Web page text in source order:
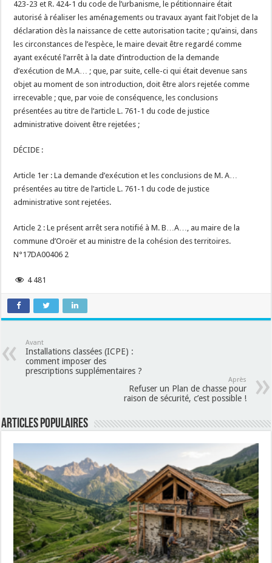
423-23 et R. 424-1 du code de l’urbanisme, le pétitionnaire était
autorisé à réaliser les aménagements ou travaux ayant fait l’objet de la
déclaration dès la naissance de cette autorisation tacite ; qu’ainsi, dans
les circonstances de l’espèce, le maire devait être regardé comme
ayant exécuté l’arrêt à la date d’introduction de la demande
d’exécution de M.A… ; que, par suite, celle-ci qui était devenue sans
objet au moment de son introduction, doit être alors rejetée comme
irrecevable ; que, par voie de conséquence, les conclusions
présentées au titre de l’article L. 761-1 du code de justice
administrative doivent être rejetées ;
DÉCIDE :
Article 1er : La demande d’exécution et les conclusions de M. A…
présentées au titre de l’article L. 761-1 du code de justice
administrative sont rejetées.
Article 2 : Le présent arrêt sera notifié à M. B…A…, au maire de la
commune d’Oroër et au ministre de la cohésion des territoires.
N°17DA00406 2
4 481
Avant
Installations classées (ICPE) :
comment imposer des
prescriptions supplémentaires ?
Après
Refuser un Plan de chasse pour
raison de sécurité, c’est possible !
Articles populaires